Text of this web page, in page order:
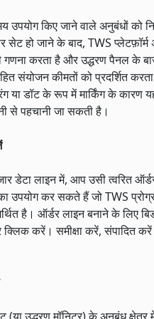
उपयोग किए जाने वाले अनुबंधों को
सेट हो जाने के बाद, TWS प्लेटफ़ॉर्म
करता है और उद्धरण पैनल के
संयोजन कीमतों को प्रदर्शित
या डॉट के रूप में मार्किंग के कारण
से पहचानी जा सकती है।
डेटा लाइन में, आप उसी त्वरित
का उपयोग कर सकते हैं जो TWS
है। ऑर्डर लाइन बनाने के लिए
करें। समीक्षा करें, संपादित